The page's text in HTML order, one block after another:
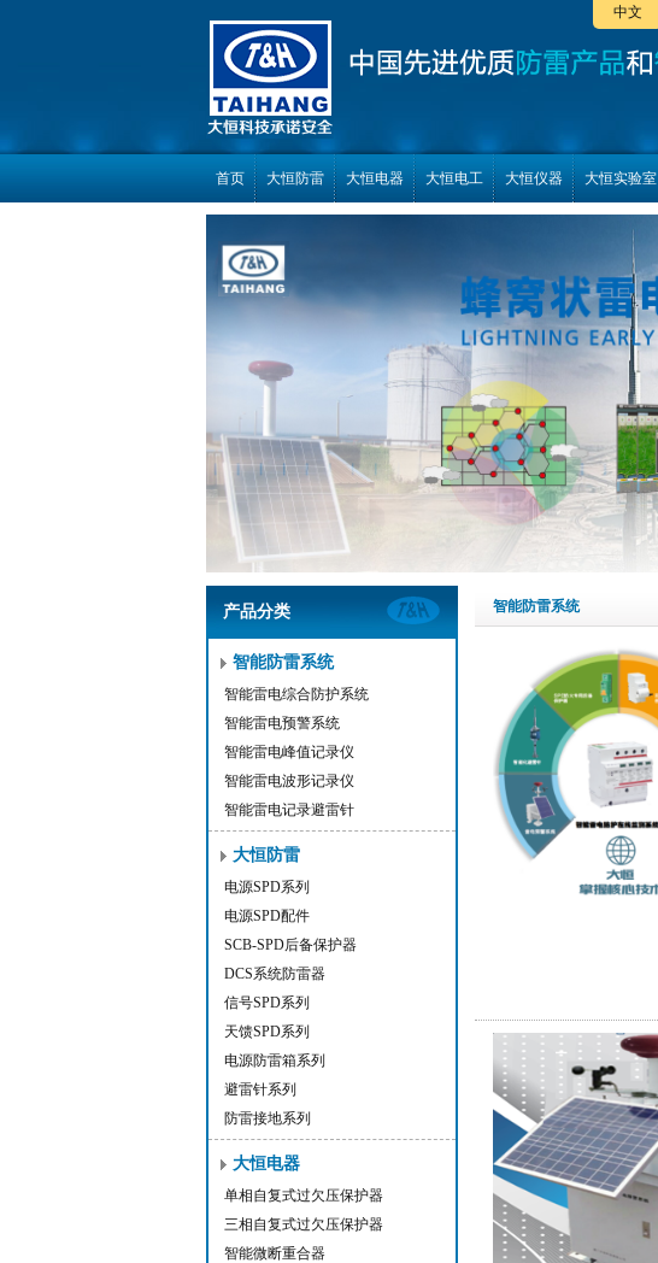
中文
首页 大恒防雷 大恒电器 大恒电工 大恒仪器 大恒实验室
产品分类
智能防雷系统
智能雷电综合防护系统
智能雷电预警系统
智能雷电峰值记录仪
智能雷电波形记录仪
智能雷电记录避雷针
大恒防雷
电源SPD系列
电源SPD配件
SCB-SPD后备保护器
DCS系统防雷器
信号SPD系列
天馈SPD系列
电源防雷箱系列
避雷针系列
防雷接地系列
大恒电器
单相自复式过欠压保护器
三相自复式过欠压保护器
智能微断重合器
智能防雷系统